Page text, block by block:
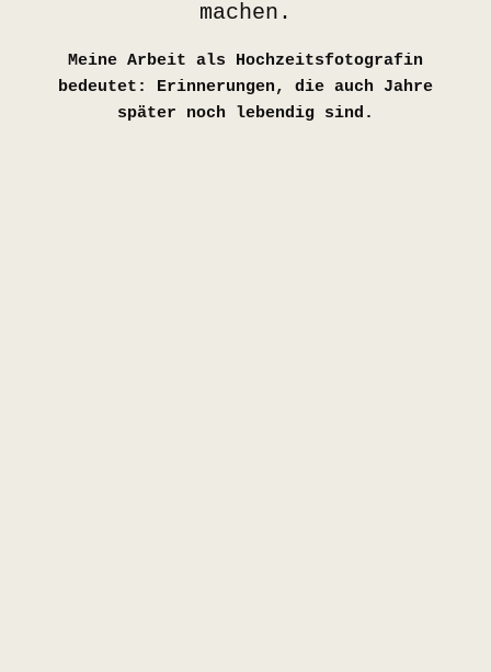
machen.
Meine Arbeit als Hochzeitsfotografin
bedeutet: Erinnerungen, die auch Jahre
später noch lebendig sind.